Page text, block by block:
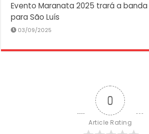
Evento Maranata 2025 trará a
para São Luís
03/09/2025
0
Article Rating